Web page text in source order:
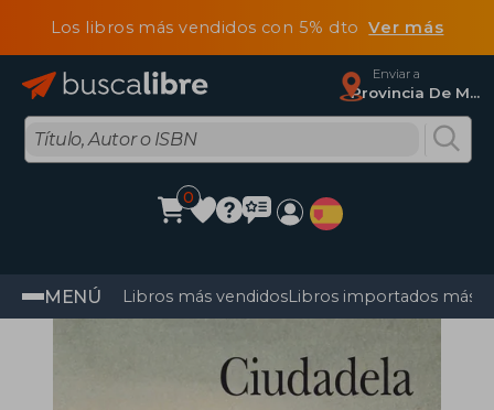
Los libros más vendidos con 5% dtoVer más
Enviar a
Provincia De Madrid
0
MENÚ Libros más vendidosLibros importados más